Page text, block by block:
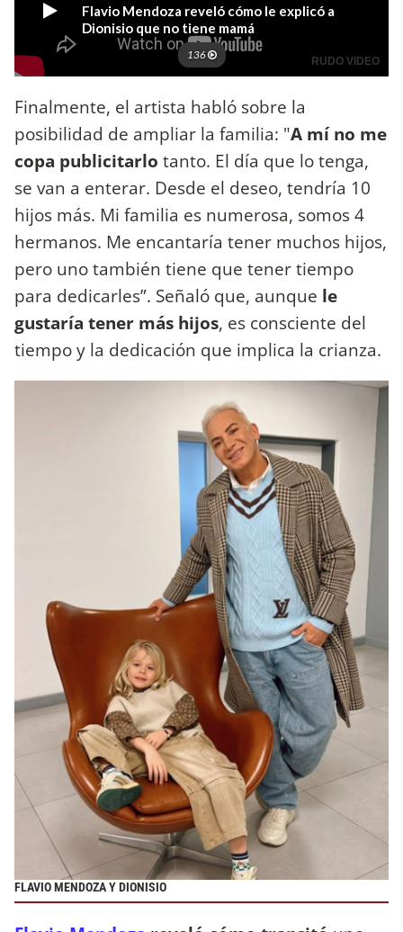
Finalmente, el artista habló sobre la
posibilidad de ampliar la familia: "A mí no me
copa publicitarlo tanto. El día que lo tenga,
se van a enterar. Desde el deseo, tendría 10
hijos más. Mi familia es numerosa, somos 4
hermanos. Me encantaría tener muchos hijos,
pero uno también tiene que tener tiempo
para dedicarles”. Señaló que, aunque le
gustaría tener más hijos, es consciente del
tiempo y la dedicación que implica la crianza.
FLAVIO MENDOZA Y DIONISIO